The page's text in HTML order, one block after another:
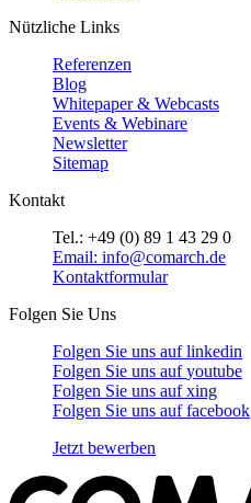
Nützliche Links
Referenzen
Blog
Whitepaper & Webcasts
Events & Webinare
Newsletter
Sitemap
Kontakt
Tel.: +49 (0) 89 1 43 29 0
Email: info@comarch.de
Kontaktformular
Folgen Sie Uns
Folgen Sie uns auflinkedin
Folgen Sie uns aufyoutube
Folgen Sie uns aufxing
Folgen Sie uns auffacebook
Jetzt bewerben